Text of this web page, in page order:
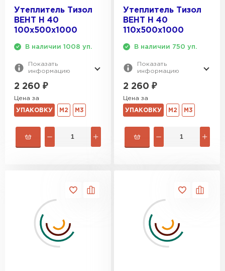
Утеплитель Тизол
ВЕНТ Н 40
100х500х1000
В наличии 1008 уп.
Показать
информацию
2 260 ₽
Цена за
УПАКОВКУ М2 М3
Утеплитель Тизол
ВЕНТ Н 40
110х500х1000
В наличии 750 уп.
Показать
информацию
2 260 ₽
Цена за
УПАКОВКУ М2 М3
ПЕРЕЙТИ
Утеплитель Penoplex
ПЕРЕЙТИ
Утеплитель Rockwool
Утеплитель Технониколь